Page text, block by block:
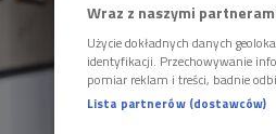
Wraz z naszymi
Użycie dokładnych danych
identyfikacji. Przechowywanie
pomiar reklam i treści, badnie
Lista partnerów (dostawców)